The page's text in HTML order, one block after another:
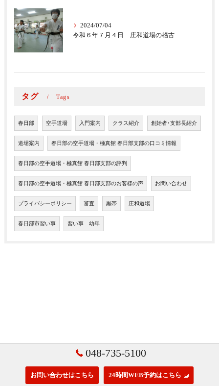
2024/07/04
令和６年７月４日 庄和道場の稽古
タグ Tags
春日部 空手道場 入門案内 クラス紹介 創始者･支部長紹介
道場案内 春日部の空手道場・極真館 春日部支部の口コミ情報
春日部の空手道場・極真館 春日部支部の評判
春日部の空手道場・極真館 春日部支部のお客様の声 お問い合わせ
プライバシーポリシー 審査 黒帯 庄和道場
春日部市習い事 習い事 幼年
048-735-5100
お問い合わせはこちら 24時間WEB予約はこちら